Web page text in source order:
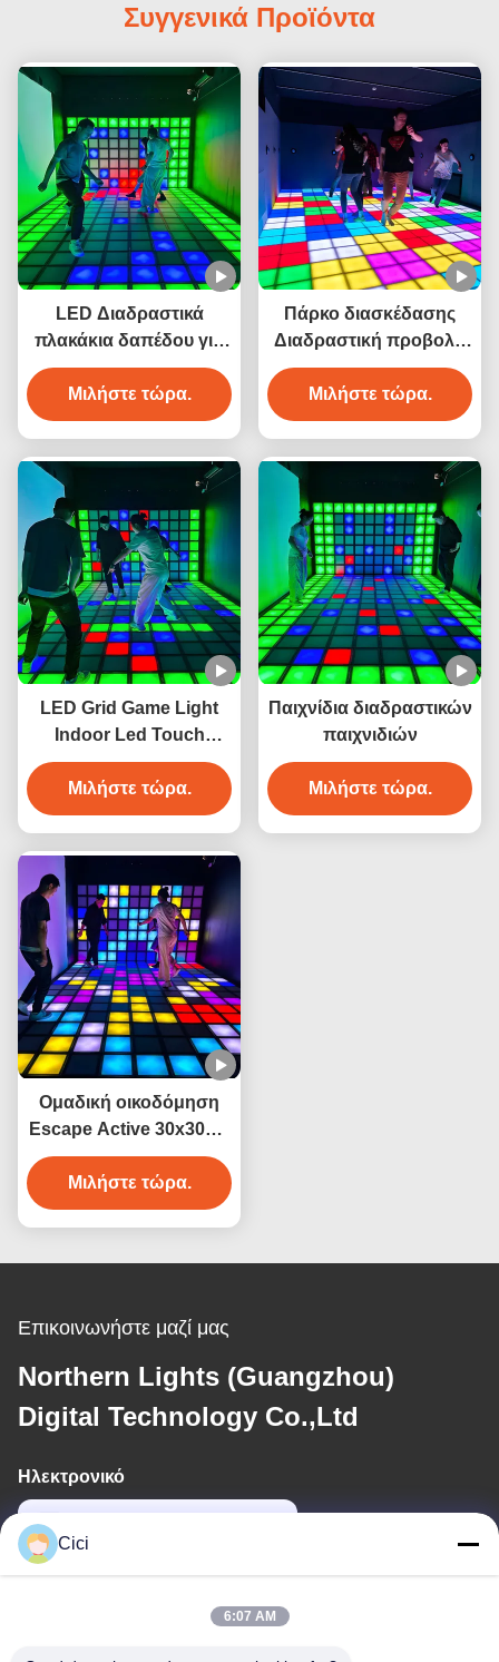
Συγγενικά Προϊόντα
LED Διαδραστικά
πλακάκια δαπέδου για
πάρκο διασκέδασης
Μιλήστε τώρα.
Πάρκο διασκέδασης
Διαδραστική προβολή
Χόπσκοτς πάτωμα
Ενεργοποιήστε
παιχνίδια Δίκτυο Led
Μιλήστε τώρα.
LED Grid Game Light
Indoor Led Touch
Gaming Floor Megagrid
Διαδραστικό παιχνίδι
Μιλήστε τώρα.
Παιχνίδια διαδραστικών
παιχνιδιών
Μιλήστε τώρα.
Ομαδική οικοδόμηση
Escape Active 30x30cm
Pixel Super Grid
Διαδραστικό παιχνίδι
χορού
Μιλήστε τώρα.
Επικοινωνήστε μαζί μας
Northern Lights (Guangzhou)
Digital Technology Co.,Ltd
Ηλεκτρονικό
Cici
6:07 AM